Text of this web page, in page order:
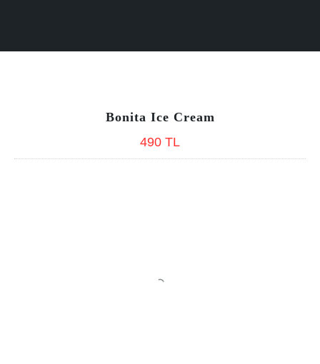
Bonita Ice Cream
490 TL